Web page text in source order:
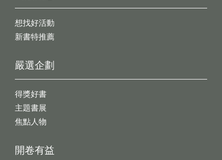
想找好活動
新書特推薦
開卷有益
嚴選企劃
得獎好書
主題書展
焦點人物